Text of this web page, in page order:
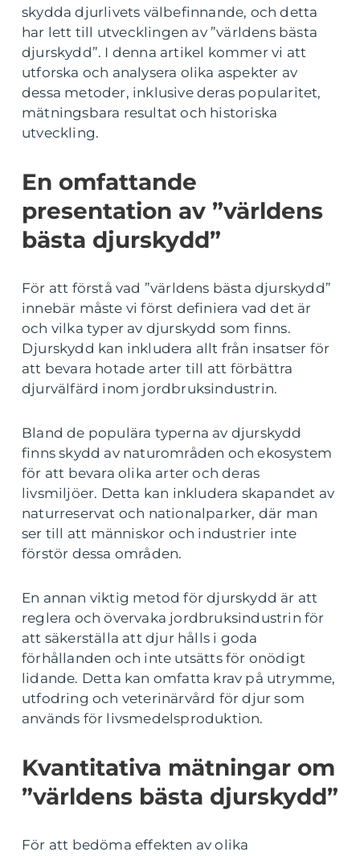
skydda djurlivets välbefinnande, och detta
har lett till utvecklingen av ”världens bästa
djurskydd”. I denna artikel kommer vi att
utforska och analysera olika aspekter av
dessa metoder, inklusive deras popularitet,
mätningsbara resultat och historiska
utveckling.
En omfattande
presentation av ”världens
bästa djurskydd”
För att förstå vad ”världens bästa djurskydd”
innebär måste vi först definiera vad det är
och vilka typer av djurskydd som finns.
Djurskydd kan inkludera allt från insatser för
att bevara hotade arter till att förbättra
djurvälfärd inom jordbruksindustrin.
Bland de populära typerna av djurskydd
finns skydd av naturområden och ekosystem
för att bevara olika arter och deras
livsmiljöer. Detta kan inkludera skapandet av
naturreservat och nationalparker, där man
ser till att människor och industrier inte
förstör dessa områden.
En annan viktig metod för djurskydd är att
reglera och övervaka jordbruksindustrin för
att säkerställa att djur hålls i goda
förhållanden och inte utsätts för onödigt
lidande. Detta kan omfatta krav på utrymme,
utfodring och veterinärvård för djur som
används för livsmedelsproduktion.
Kvantitativa mätningar om
”världens bästa djurskydd”
För att bedöma effekten av olika